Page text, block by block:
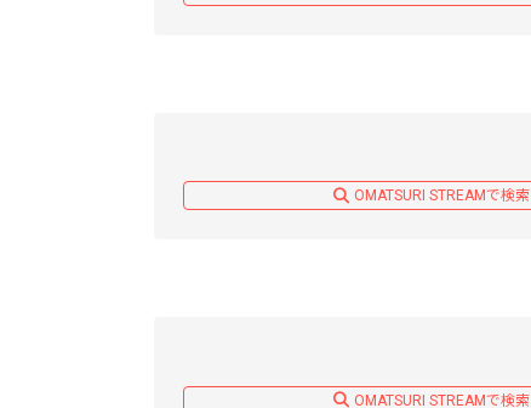
OMATSURI STREAMで検索
OMATSURI STREAMで検索